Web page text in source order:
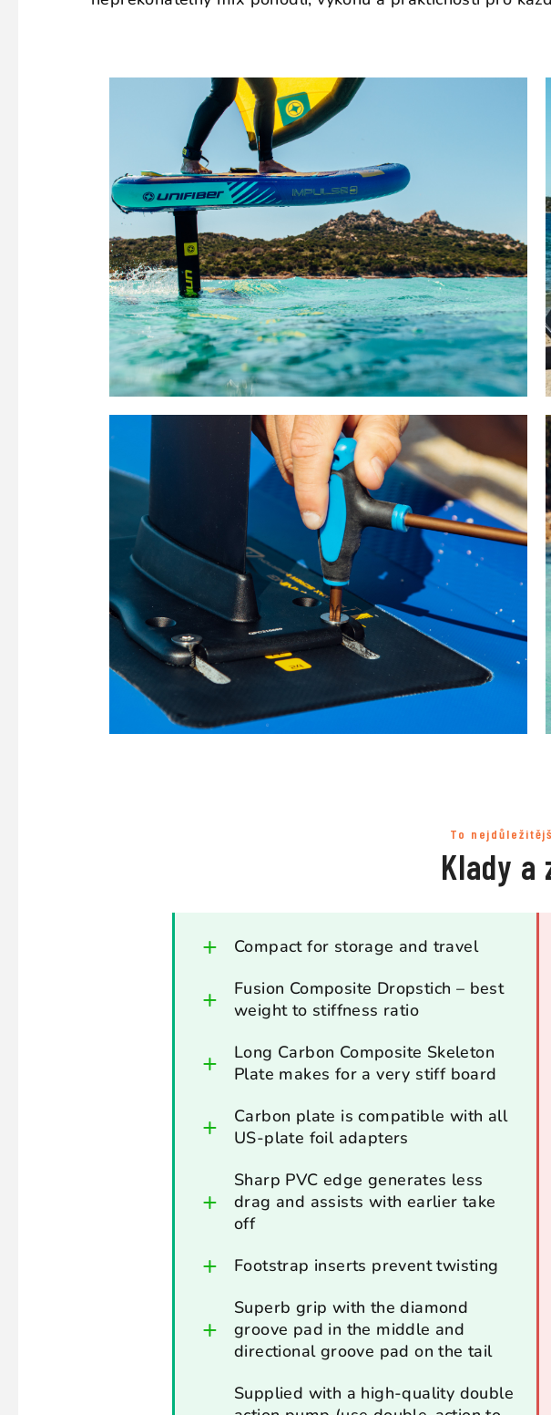
To
Klady a
Compact for storage and travel
Fusion Composite Dropstich – best
weight to stiffness ratio
Long Carbon Composite Skeleton
Plate makes for a very stiff board
Carbon plate is compatible with all
US-plate foil adapters
Sharp PVC edge generates less
drag and assists with earlier take
off
Footstrap inserts prevent twisting
Superb grip with the diamond
groove pad in the middle and
directional groove pad on the tail
Supplied with a high-quality double